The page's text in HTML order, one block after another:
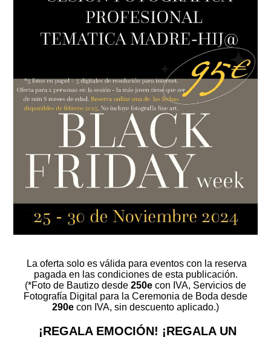
La oferta solo es válida para eventos con la reserva
pagada en las condiciones de esta publicación.
(*Foto de Bautizo desde 250e con IVA, Servicios de
Fotografía Digital para la Ceremonia de Boda desde
290e con IVA, sin descuento aplicado.)
¡REGALA EMOCIÓN! ¡REGALA UN